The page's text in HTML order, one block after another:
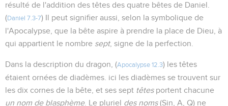
résulté de l'addition des têtes des quatre bêtes de Daniel.
(Daniel 7.3-7) Il peut signifier aussi, selon la symbolique de
l'Apocalypse, que la bête aspire à prendre la place de Dieu, à
qui appartient le nombre sept, signe de la perfection.
Dans la description du dragon, (Apocalypse 12.3) les têtes
étaient ornées de diadèmes. ici les diadèmes se trouvent sur
les dix cornes de la bête, et ses sept têtesportent chacune
un nom de blasphème. Le pluriel des noms(Sin, A, Q) ne